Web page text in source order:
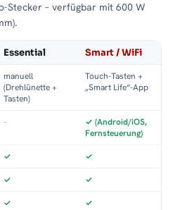
Stecker – verfügbar mit 600 W
Essential Smart / WiFi
manuell
(Drehlünette +
Tasten)
Touch-Tasten +
„Smart Life“-App
–
✓ (Android/iOS,
Fernsteuerung)
✓ ✓
✓ ✓
✓ ✓